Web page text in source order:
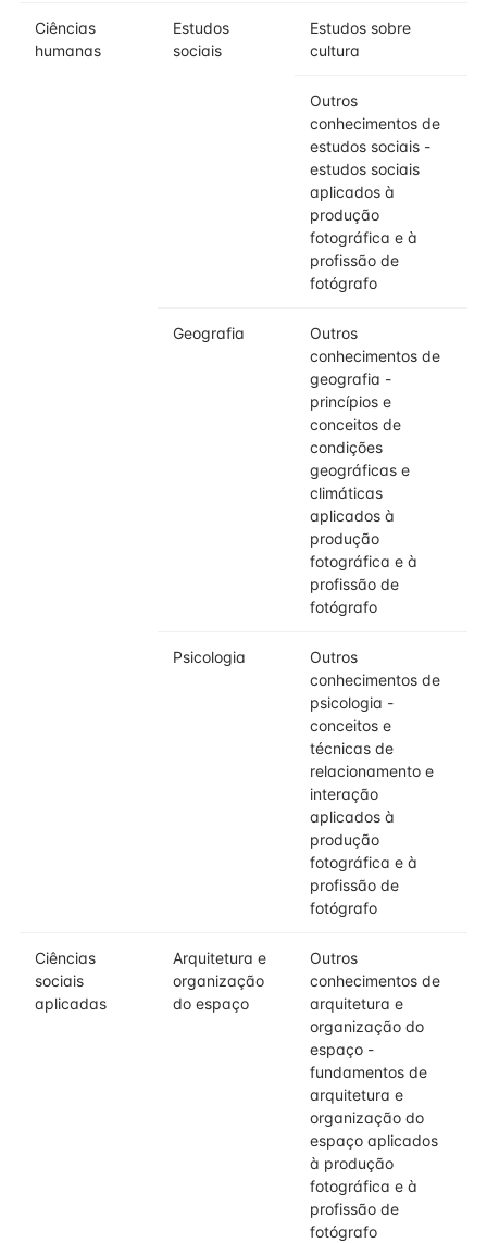
Ciências
humanas
Estudos
sociais
Estudos sobre
cultura
Outros
conhecimentos de
estudos sociais -
estudos sociais
aplicados à
produção
fotográfica e à
profissão de
fotógrafo
Geografia
Outros
conhecimentos de
geografia -
princípios e
conceitos de
condições
geográficas e
climáticas
aplicados à
produção
fotográfica e à
profissão de
fotógrafo
Psicologia
Outros
conhecimentos de
psicologia -
conceitos e
técnicas de
relacionamento e
interação
aplicados à
produção
fotográfica e à
profissão de
fotógrafo
Ciências
sociais
aplicadas
Arquitetura e
organização
do espaço
Outros
conhecimentos de
arquitetura e
organização do
espaço -
fundamentos de
arquitetura e
organização do
espaço aplicados
à produção
fotográfica e à
profissão de
fotógrafo